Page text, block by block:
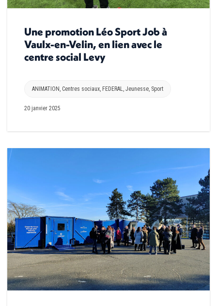
Une promotion Léo Sport Job à
Vaulx-en-Velin, en lien avec le
centre social Levy
ANIMATION , Centres sociaux, FEDERAL, Jeunesse, Sport
20 janvier 2025